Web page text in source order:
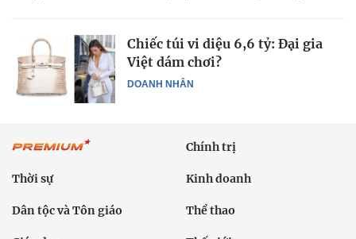
DOANH NHÂN
Chiếc túi vi diệu 6,6 tỷ: Đại gia
Việt dám chơi?
Chính trị
Thời sự Kinh doanh
Dân tộc và Tôn giáo Thể thao